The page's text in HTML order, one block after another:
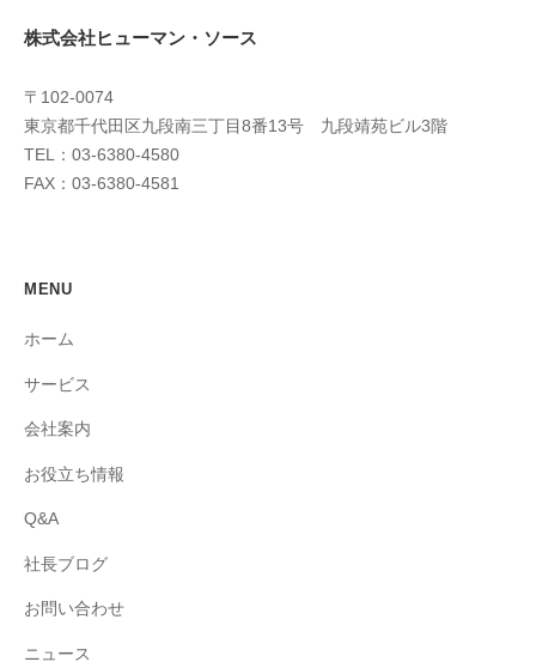
株式会社ヒューマン・ソース
〒102-0074
東京都千代田区九段南三丁目8番13号 九段靖苑ビル3階
TEL：03-6380-4580
FAX：03-6380-4581
MENU
ホーム
サービス
会社案内
お役立ち情報
Q&A
社長ブログ
お問い合わせ
ニュース